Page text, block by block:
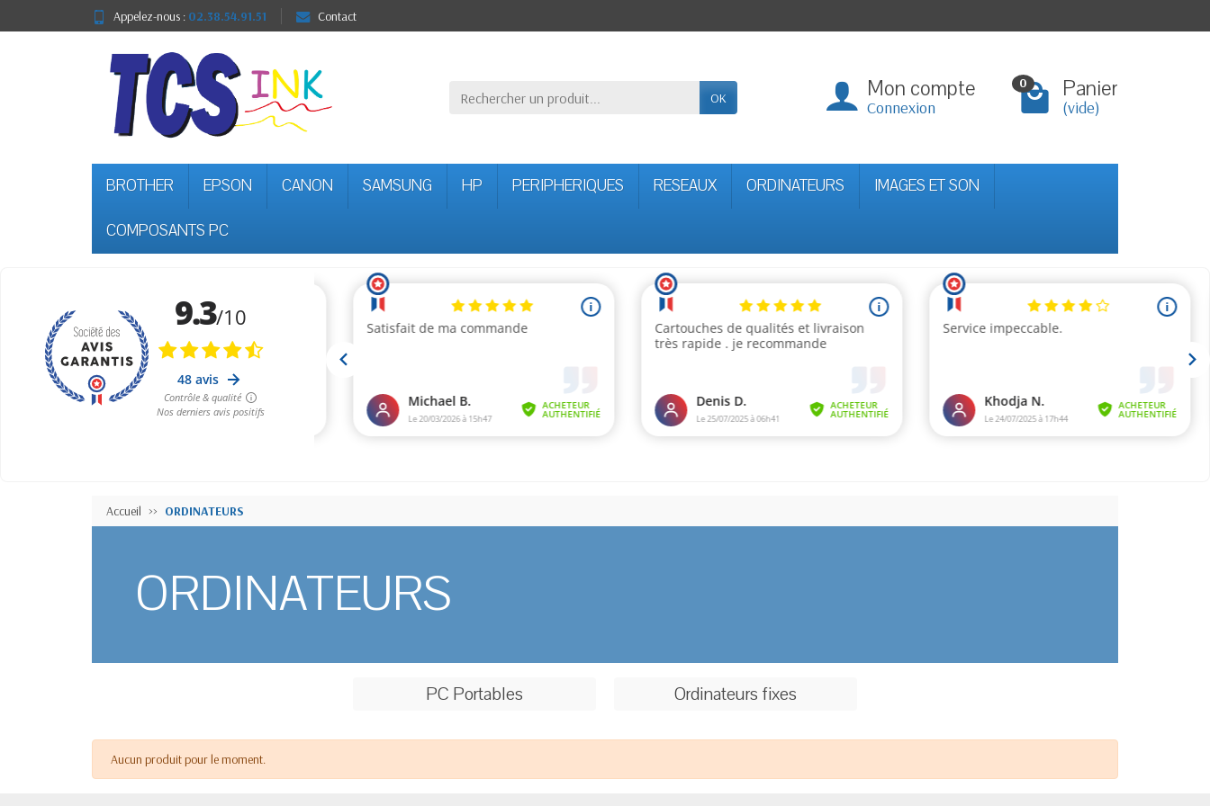
Appelez-nous : 02.38.54.91.51 Contact
OK Mon compte
Connexion
0 Panier
(vide)
BROTHER EPSON CANON SAMSUNG HP PERIPHERIQUES RESEAUX ORDINATEURS IMAGES ET SON
COMPOSANTS PC
Accueil ORDINATEURS
ORDINATEURS
PC Portables Ordinateurs fixes
Aucun produit pour le moment.